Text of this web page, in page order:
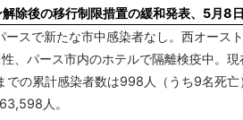
除後の移行制限措置の緩和発表、5月8
スで新たな市中感染者なし。西オース
、パース市内のホテルで隔離検疫中。
での累計感染者数は998人（うち9名死亡
人。